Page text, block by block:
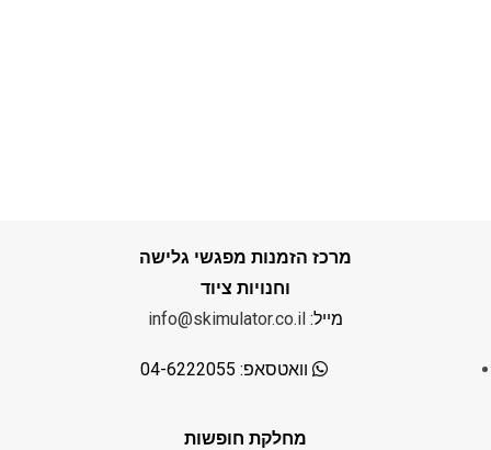
מרכז הזמנות מפגשי גלישה
וחנויות ציוד
מייל:info@skimulator.co.il
וואטסאפ: 04-6222055
מחלקת חופשות